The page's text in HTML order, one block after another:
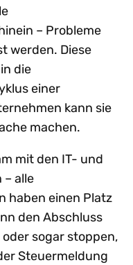
– Probleme
werden. Diese
die
einer
kann sie
machen.
mit den IT- und
alle
haben einen Platz
den Abschluss
sogar stoppen,
Steuermeldung